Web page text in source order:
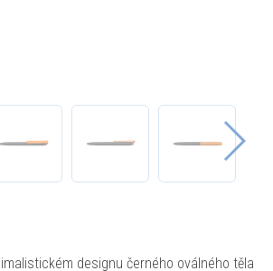
designu černého oválného těla